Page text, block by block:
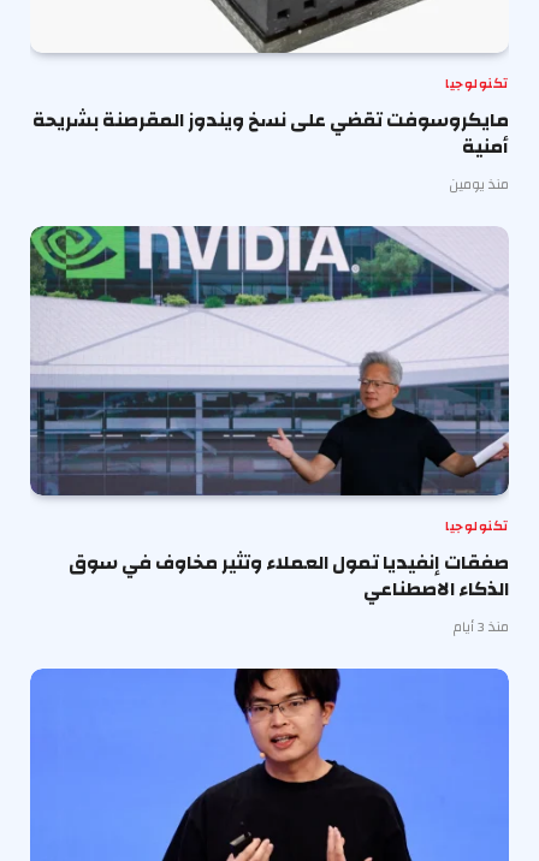
تكنولوجيا
مايكروسوفت تقضي على نسخ ويندوز المقرصنة بشريحة
أمنية
منذ يومين
تكنولوجيا
صفقات إنفيديا تمول العملاء وتثير مخاوف في سوق
الذكاء الاصطناعي
منذ 3 أيام